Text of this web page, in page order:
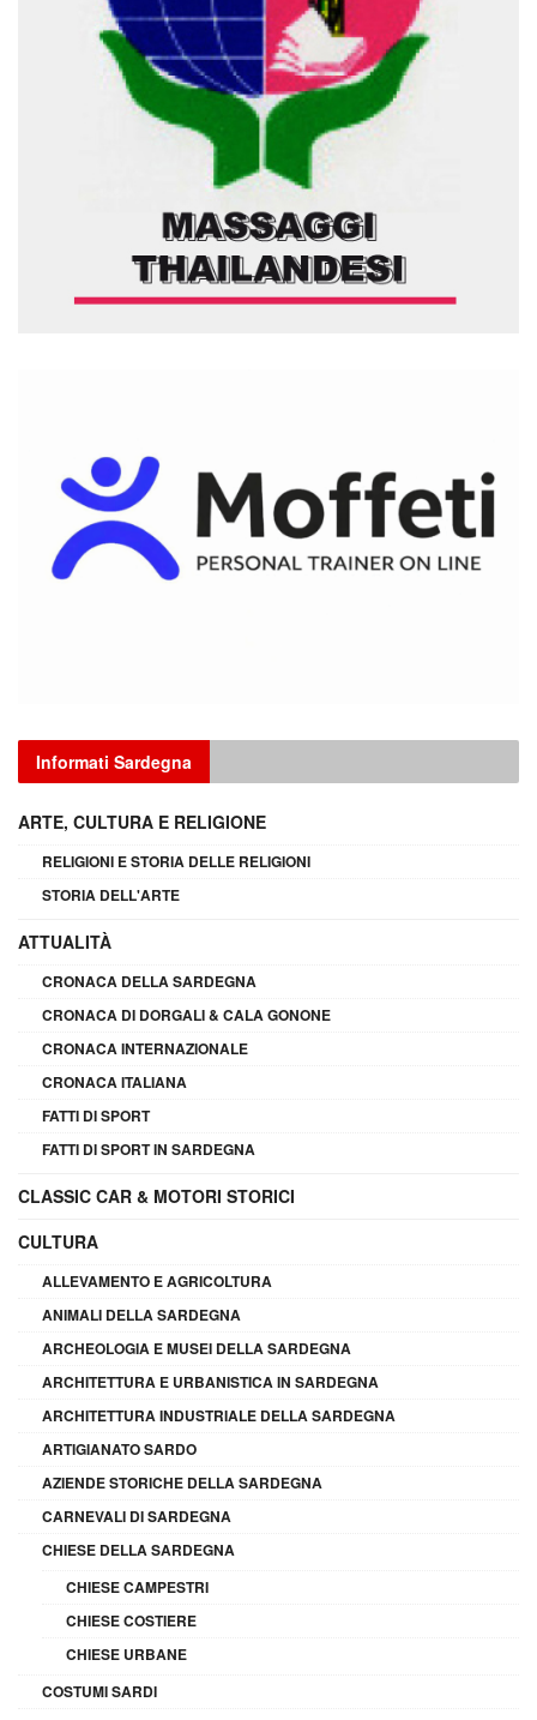
Informati Sardegna
ARTE, CULTURA E RELIGIONE
RELIGIONI E STORIA DELLE RELIGIONI
STORIA DELL'ARTE
ATTUALITÀ
CRONACA DELLA SARDEGNA
CRONACA DI DORGALI & CALA GONONE
CRONACA INTERNAZIONALE
CRONACA ITALIANA
FATTI DI SPORT
FATTI DI SPORT IN SARDEGNA
CLASSIC CAR & MOTORI STORICI
CULTURA
ALLEVAMENTO E AGRICOLTURA
ANIMALI DELLA SARDEGNA
ARCHEOLOGIA E MUSEI DELLA SARDEGNA
ARCHITETTURA E URBANISTICA IN SARDEGNA
ARCHITETTURA INDUSTRIALE DELLA SARDEGNA
ARTIGIANATO SARDO
AZIENDE STORICHE DELLA SARDEGNA
CARNEVALI DI SARDEGNA
CHIESE DELLA SARDEGNA
CHIESE CAMPESTRI
CHIESE COSTIERE
CHIESE URBANE
COSTUMI SARDI